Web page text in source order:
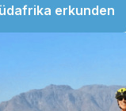
erkunden